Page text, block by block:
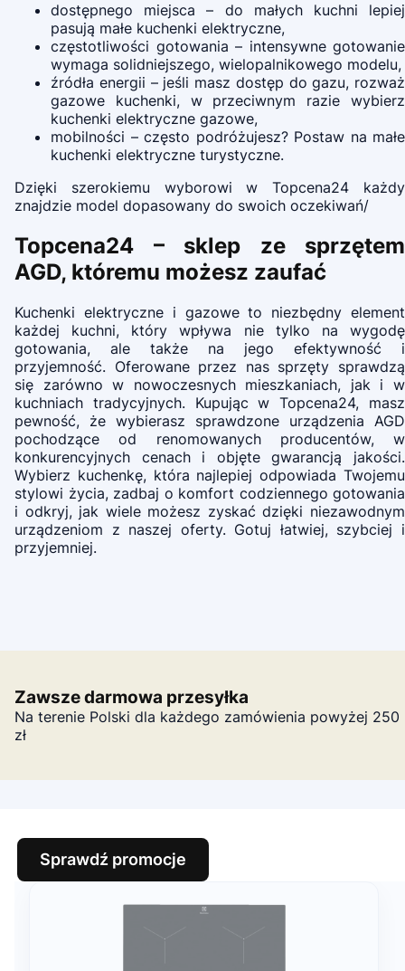
dostępnego miejsca – do małych kuchni lepiej
pasują małe kuchenki elektryczne,
częstotliwości gotowania – intensywne gotowanie
wymaga solidniejszego, wielopalnikowego modelu,
źródła energii – jeśli masz dostęp do gazu, rozważ
gazowe kuchenki, w przeciwnym razie wybierz
kuchenki elektryczne gazowe,
mobilności – często podróżujesz? Postaw na małe
kuchenki elektryczne turystyczne.
Dzięki szerokiemu wyborowi w Topcena24 każdy
znajdzie model dopasowany do swoich oczekiwań/
Topcena24 – sklep ze sprzętem
AGD, któremu możesz zaufać
Kuchenki elektryczne i gazowe to niezbędny element
każdej kuchni, który wpływa nie tylko na wygodę
gotowania, ale także na jego efektywność i
przyjemność. Oferowane przez nas sprzęty sprawdzą
się zarówno w nowoczesnych mieszkaniach, jak i w
kuchniach tradycyjnych. Kupując w Topcena24, masz
pewność, że wybierasz sprawdzone urządzenia AGD
pochodzące od renomowanych producentów, w
konkurencyjnych cenach i objęte gwarancją jakości.
Wybierz kuchenkę, która najlepiej odpowiada Twojemu
stylowi życia, zadbaj o komfort codziennego gotowania
i odkryj, jak wiele możesz zyskać dzięki niezawodnym
urządzeniom z naszej oferty. Gotuj łatwiej, szybciej i
przyjemniej.
Zawsze darmowa przesyłka
Na terenie Polski dla każdego zamówienia powyżej 250
zł
Sprawdź promocje